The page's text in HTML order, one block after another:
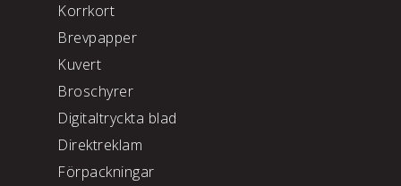
Korrkort
Brevpapper
Kuvert
Broschyrer
Digitaltryckta blad
Direktreklam
Förpackningar